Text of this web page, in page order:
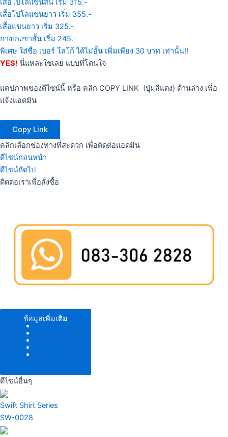
เสื้อโปโลแขนยาว เริ่ม 355.-
เสื้อแขนยาว เริ่ม 325.-
กางเกงขาสั้น เริ่ม 245.-
พิเศษ ใส่ชื่อ เบอร์ โลโก้ ได้ไม่อั้น เพิ่มเพียง 30 บาท เท่านั้น!!
YES! นี่แหละใช่เลย แบบที่โดนใจ
แคปภาพของดีไซน์นี้ หรือ คลิก COPY LINK (ปุ่มสีแดง) ด้านล่าง เพื่อ
แจ้งแอดมิน
Copy Link
คลิกเลือกช่องทางที่สะดวก เพื่อติดต่อแอดมิน
ดีไซน์ก่อนหน้า
ดีไซน์ถัดไป
ติดต่อเราเพื่อสั่งซื้อ
ข้อมูลเพิ่มเติม
ตัวอย่างโทนสี
ดีไซน์อื่นๆ
Swift Shirt Series
SW-0028